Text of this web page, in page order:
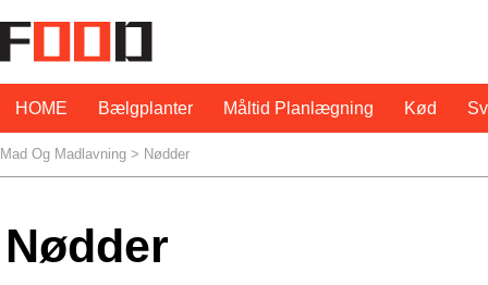
HOME Bælgplanter Måltid Planlægning Kød
Mad Og Madlavning > Nødder
Nødder